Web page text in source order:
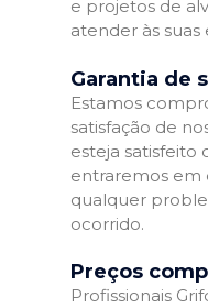
e projetos de
atender às suas
Garantia de
Estamos
satisfação de
esteja satisfeito
entraremos em
qualquer
ocorrido.
Preços
Profissionais